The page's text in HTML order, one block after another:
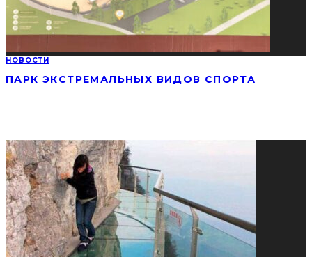
НОВОСТИ
ПАРК ЭКСТРЕМАЛЬНЫХ ВИДОВ СПОРТА